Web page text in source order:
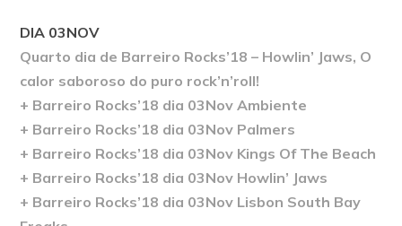
DIA 03NOV
Quarto dia de Barreiro Rocks’18 – Howlin’ Jaws, O
calor saboroso do puro rock’n’roll!
+ Barreiro Rocks’18 dia 03Nov Ambiente
+ Barreiro Rocks’18 dia 03Nov Palmers
+ Barreiro Rocks’18 dia 03Nov Kings Of The Beach
+ Barreiro Rocks’18 dia 03Nov Howlin’ Jaws
+ Barreiro Rocks’18 dia 03Nov Lisbon South Bay